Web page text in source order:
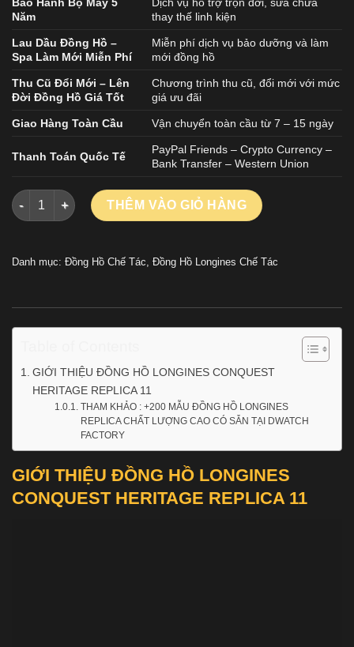
Năm
thay thế linh kiện
Lau Dầu Đồng Hồ –
Spa Làm Mới Miễn Phí
Miễn phí dịch vụ bảo dưỡng và làm
mới đồng hồ
Thu Cũ Đổi Mới – Lên
Đời Đồng Hồ Giá Tốt
Chương trình thu cũ, đổi mới với mức
giá ưu đãi
Giao Hàng Toàn Cầu Vận chuyển toàn cầu từ 7 – 15 ngày
Thanh Toán Quốc Tế
PayPal Friends – Crypto Currency –
Bank Transfer – Western Union
ĐỒNG HỒ LONGINES CONQUEST HERITAGE REPLICA 11
THÊM VÀO GIỎ HÀNG
Danh mục: Đồng Hồ Chế Tác Đồng Hồ Longines Chế Tác
GIỚI THIỆU ĐỒNG HỒ LONGINES CONQUEST
HERITAGE REPLICA 11
THAM KHẢO : +200 MẪU ĐỒNG HỒ LONGINES
REPLICA CHẤT LƯỢNG CAO CÓ SẴN TẠI DWATCH
FACTORY
GIỚI THIỆU ĐỒNG HỒ LONGINES
CONQUEST HERITAGE REPLICA 11